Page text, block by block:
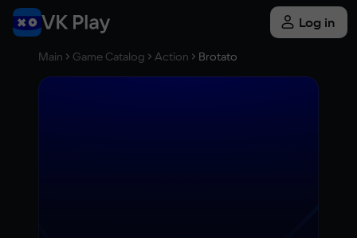
Log in
Main Game Catalog Action Brotato